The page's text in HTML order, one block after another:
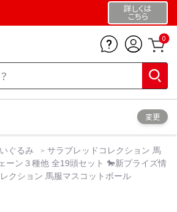
詳しくは
こちら
0
変更
ぐるみ
サラブレッドコレクション 馬
ーン３種他 全19頭セット 🐎新プライズ情
クション 馬服マスコットボール